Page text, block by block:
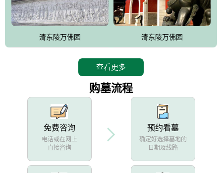
托、相互促进，园区绿化覆盖率达90%。
设计建造各种墓地墓位3万个；主体建筑金宝塔，墓位容量8万个，
能适应不同消费阶层的需求，为客户提供墓碑设计制作服务、特色
清东陵万佛园 清东陵万佛园
查看更多
购墓流程
免费咨询
电话或在网上
直接咨询
预约看墓
确定好选择墓地的
日期及线路